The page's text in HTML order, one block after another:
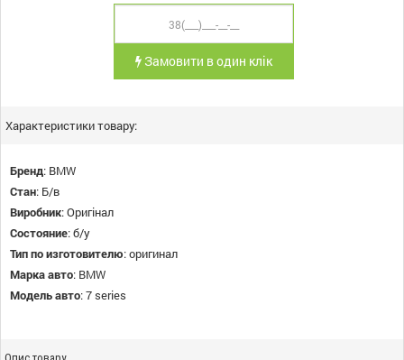
Замовити в один клік
Характеристики товару:
Бренд: BMW
Стан: Б/в
Виробник:Оригінал
Состояние:б/у
Тип по изготовителю:оригинал
Марка авто: BMW
Модель авто:7 series